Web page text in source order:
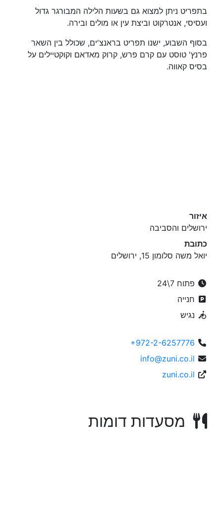
בתפריט ניתן למצוא גם בשעות הלילה המבורגר גדול
ועסיסי, אנטרקוט וביצת עין או מולים ובירה.
בסוף השבוע, ישנו תפריט בראנצ'ים, שכולל בין השאר
פרנץ' טוסט עם קרם פרש, קרוק מאדאם וקוקטיילים על
בסיס קאווה.
איזור
ירושלים והסביבה
כתובת
יואל משה סלומון 15, ירושלים
פתוח 7\24
חנייה
נגיש
+972-2-6257776
info@zuni.co.il
zuni.co.il
מסעדות דומות